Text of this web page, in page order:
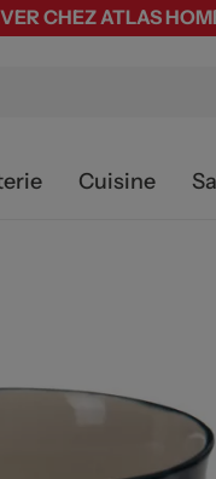
CHEZ ATLAS
Cuisine